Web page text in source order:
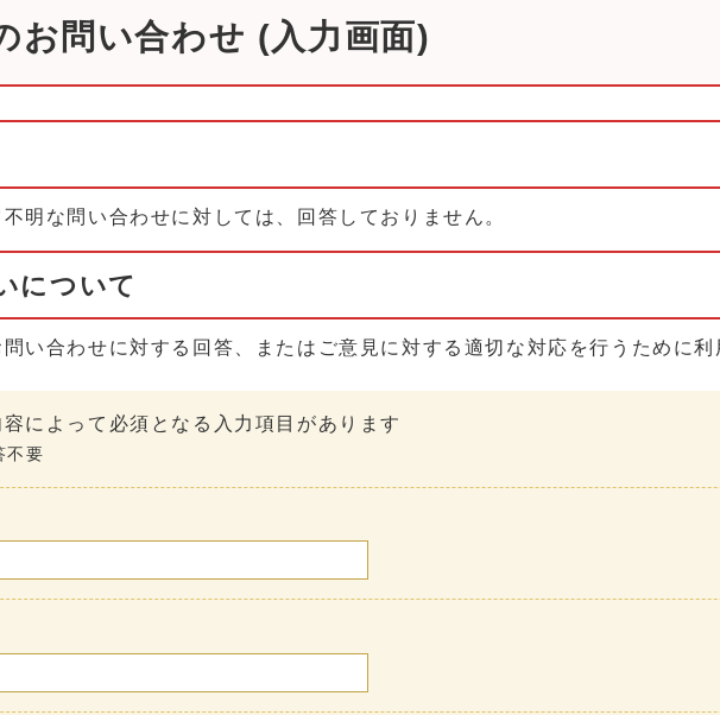
お問い合わせ (入力画面)
明な問い合わせに対しては、回答しておりません。
について
い合わせに対する回答、またはご意見に対する適切な対応を行うために
容によって必須となる入力項目があります
不要